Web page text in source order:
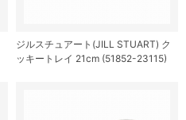
ジルスチュアート(JILL STUART) ク
ッキートレイ 21cm (51852-23115)